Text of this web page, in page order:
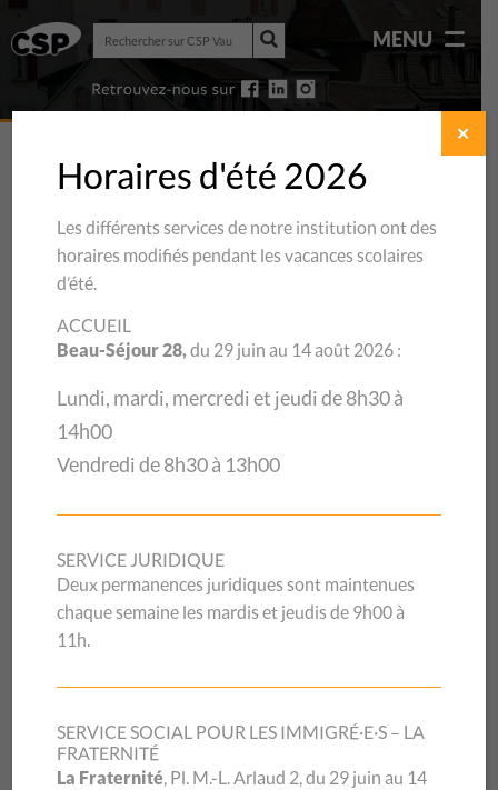
Rechercher
sur
CSP
Vaud
Rechercher
CSP
Vaud
MENU
29/01/2025
domestique: les victimes
migrantes enfin mieux
La peur de perdre leur permis de séjour a longtemps
empêché de nombreuses victimes migrantes de dénoncer
Horaires d'été 2026
Les différents services de notre institution ont des
horaires modifiés pendant les vacances scolaires
d’été.
ACCUEIL
Beau-Séjour 28,du 29 juin au 14 août 2026 :
Lundi, mardi, mercredi et jeudi de 8h30 à
14h00
Vendredi de 8h30 à 13h00
SERVICE JURIDIQUE
Deux permanences juridiques sont maintenues
chaque semaine les mardis et jeudis de 9h00 à
11h.
SERVICE SOCIAL POUR LES IMMIGRÉ·E·S – LA
FRATERNITÉ
La Fraternité, Pl. M.-L. Arlaud 2, du 29 juin au 14
✕